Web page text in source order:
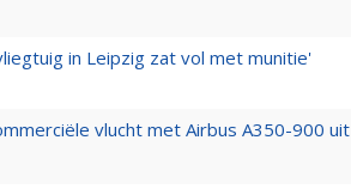
in Leipzig zat vol met munitie'
vlucht met Airbus A350-900 uit